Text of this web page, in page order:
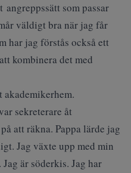
som passar
väldigt bra när jag får
har jag förstås också ett
kombinera det med
sekreterare åt
att räkna. Pappa lärde jag
Jag växte upp med min
är söderkis. Jag har